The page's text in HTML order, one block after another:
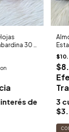
30 X
de
40
3